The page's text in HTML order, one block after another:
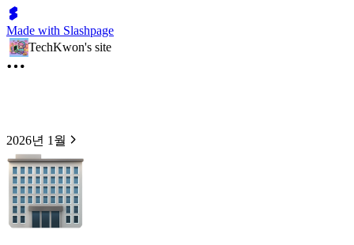
Made with Slashpage
TechKwon's site
2026년 1월